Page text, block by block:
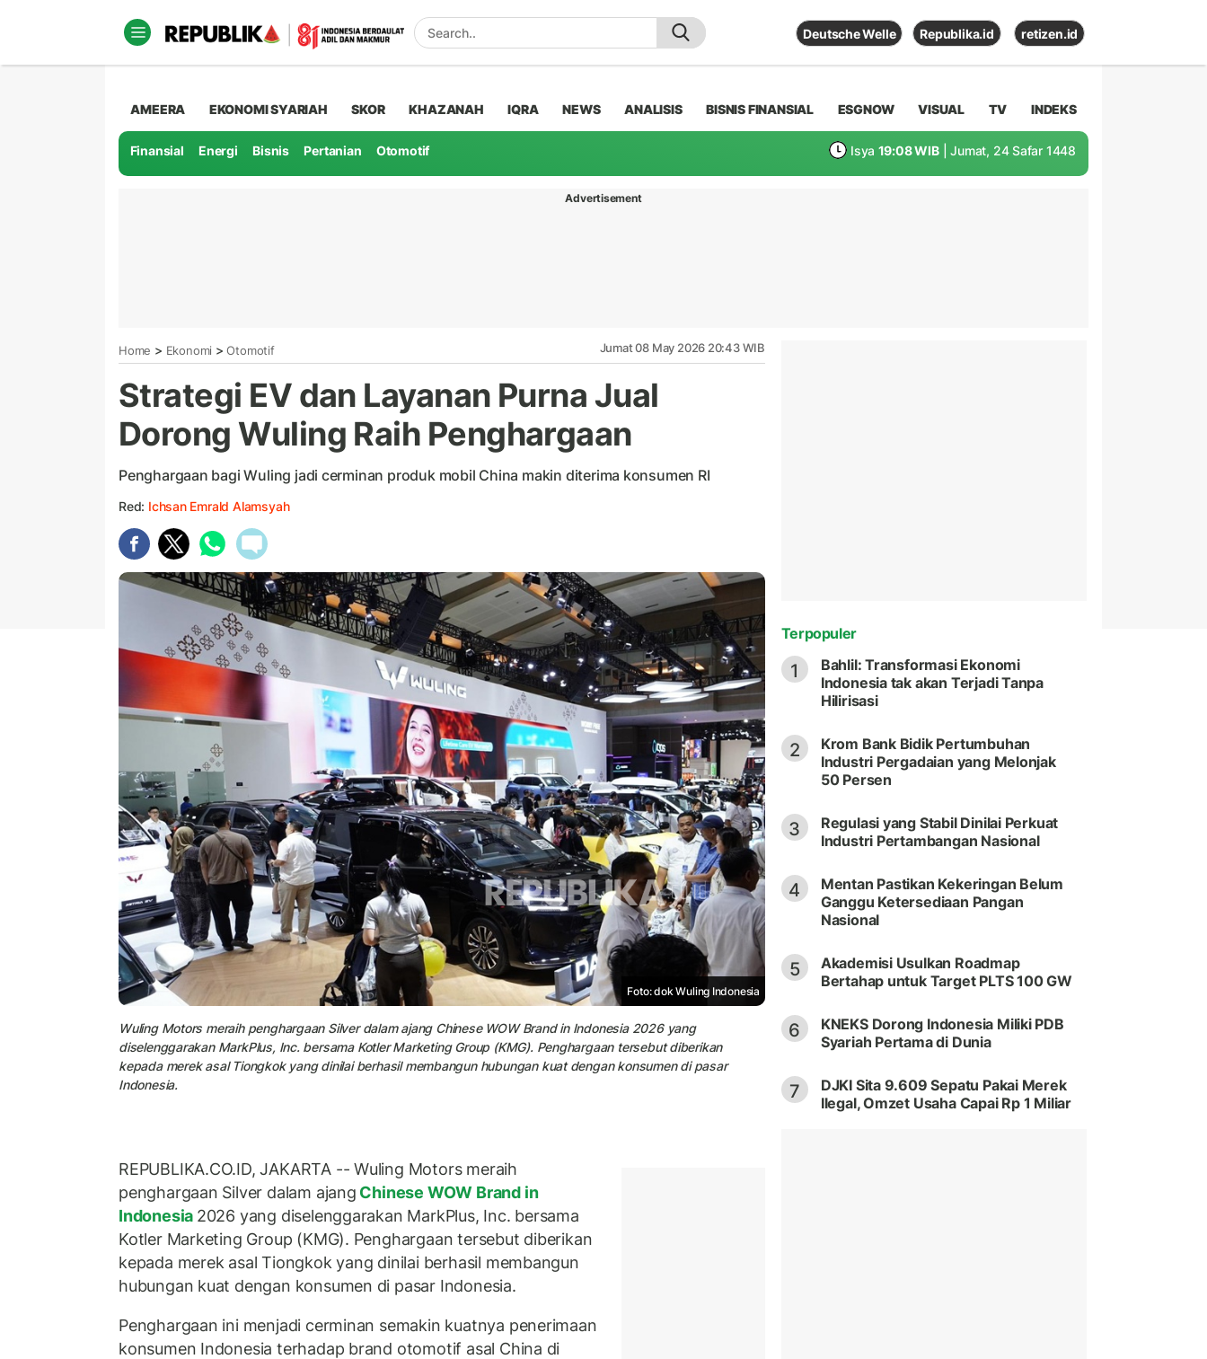
Deutsche Welle Republika.id retizen.id
AMEERA EKONOMI SYARIAH SKOR KHAZANAH IQRA NEWS ANALISIS BISNIS FINANSIAL ESGNOW VISUAL TV INDEKS
Finansial Energi Bisnis Pertanian Otomotif Isya 19:08 WIB | Jumat, 24 Safar 1448
Advertisement
Home > Ekonomi > Otomotif Jumat 08 May 2026 20:43 WIB
Strategi EV dan Layanan Purna Jual
Dorong Wuling Raih Penghargaan
Penghargaan bagi Wuling jadi cerminan produk mobil China makin diterima konsumen RI
Red: Ichsan Emrald Alamsyah
Foto: dok Wuling Indonesia
Wuling Motors meraih penghargaan Silver dalam ajang Chinese WOW Brand in Indonesia 2026 yang
diselenggarakan MarkPlus, Inc. bersama Kotler Marketing Group (KMG). Penghargaan tersebut diberikan
kepada merek asal Tiongkok yang dinilai berhasil membangun hubungan kuat dengan konsumen di pasar
Indonesia.
REPUBLIKA.CO.ID, JAKARTA -- Wuling Motors meraih
penghargaan Silver dalam ajang Chinese WOW Brand in
Indonesia 2026 yang diselenggarakan MarkPlus, Inc. bersama
Kotler Marketing Group (KMG). Penghargaan tersebut diberikan
kepada merek asal Tiongkok yang dinilai berhasil membangun
hubungan kuat dengan konsumen di pasar Indonesia.
Penghargaan ini menjadi cerminan semakin kuatnya penerimaan
konsumen Indonesia terhadap brand otomotif asal China di
Terpopuler
1
Bahlil: Transformasi Ekonomi
Indonesia tak akan Terjadi Tanpa
Hilirisasi
2
Krom Bank Bidik Pertumbuhan
Industri Pergadaian yang Melonjak
50 Persen
3
Regulasi yang Stabil Dinilai Perkuat
Industri Pertambangan Nasional
4
Mentan Pastikan Kekeringan Belum
Ganggu Ketersediaan Pangan
Nasional
5
Akademisi Usulkan Roadmap
Bertahap untuk Target PLTS 100 GW
6
KNEKS Dorong Indonesia Miliki PDB
Syariah Pertama di Dunia
7
DJKI Sita 9.609 Sepatu Pakai Merek
Ilegal, Omzet Usaha Capai Rp 1 Miliar